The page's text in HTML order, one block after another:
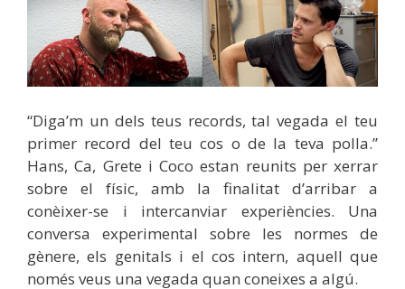
“Diga’m un dels teus records, tal vegada el teu
primer record del teu cos o de la teva polla.”
Hans, Ca, Grete i Coco estan reunits per xerrar
sobre el físic, amb la finalitat d’arribar a
conèixer-se i intercanviar experiències. Una
conversa experimental sobre les normes de
gènere, els genitals i el cos intern, aquell que
només veus una vegada quan coneixes a algú.